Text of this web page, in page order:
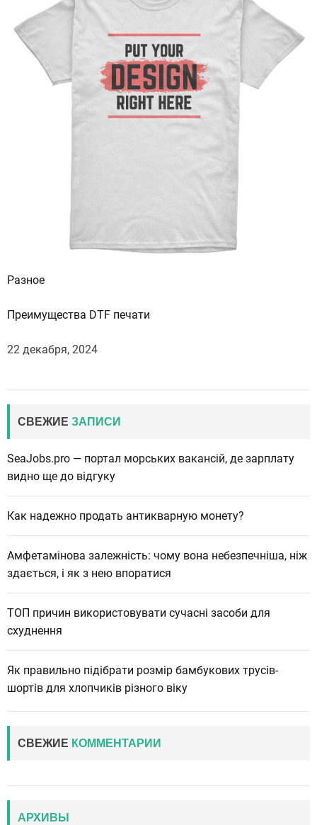
Разное
Преимущества DTF печати
22 декабря, 2024
СВЕЖИЕ ЗАПИСИ
SeaJobs.pro — портал морських вакансій, де зарплату
видно ще до відгуку
Как надежно продать антикварную монету?
Амфетамінова залежність: чому вона небезпечніша, ніж
здається, і як з нею впоратися
ТОП причин використовувати сучасні засоби для
схуднення
Як правильно підібрати розмір бамбукових трусів-
шортів для хлопчиків різного віку
СВЕЖИЕ КОММЕНТАРИИ
АРХИВЫ